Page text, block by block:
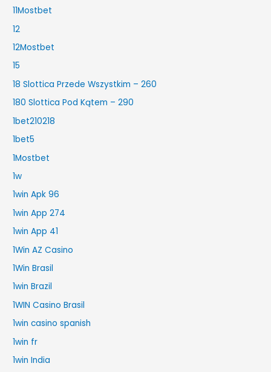
11Mostbet
12
12Mostbet
15
18 Slottica Przede Wszystkim – 260
180 Slottica Pod Kątem – 290
1bet210218
1bet5
1Mostbet
1w
1win Apk 96
1win App 274
1win App 41
1Win AZ Casino
1Win Brasil
1win Brazil
1WIN Casino Brasil
1win casino spanish
1win fr
1win India